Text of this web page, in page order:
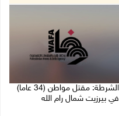
الشرطة: مقتل مواطن (34 عاما)
في بيرزيت شمال رام الله